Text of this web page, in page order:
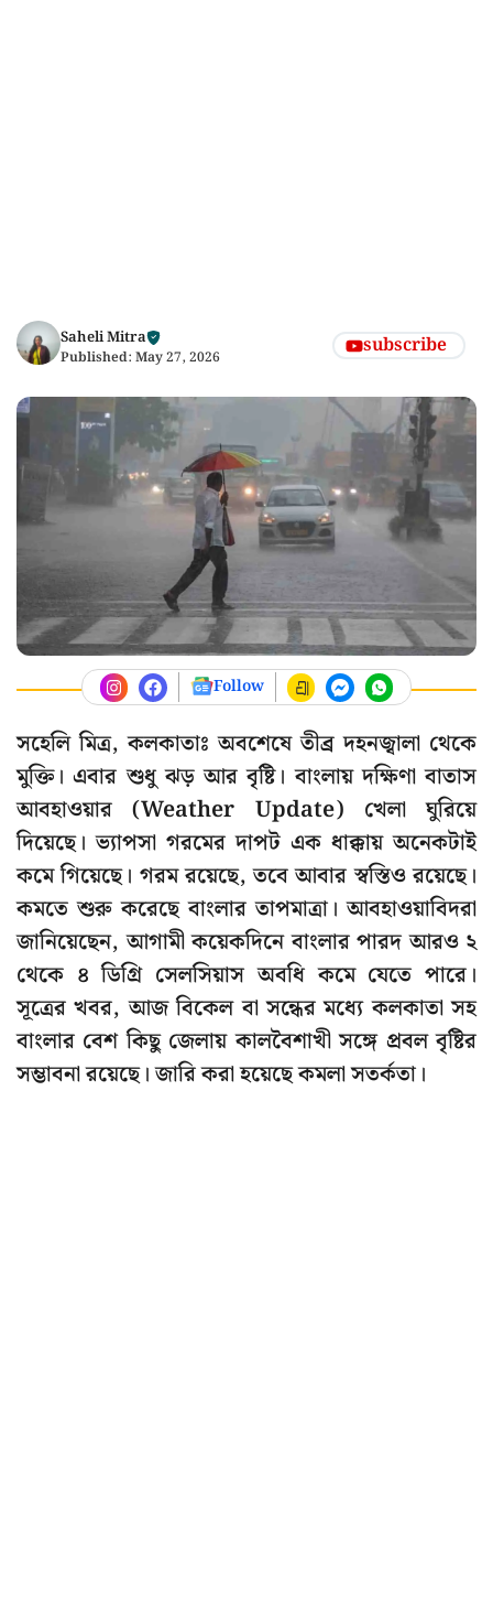
Saheli Mitra
Published: May 27, 2026 subscribe
Follow
সহেলি মিত্র, কলকাতাঃ অবশেষে তীব্র দহনজ্বালা থেকে
মুক্তি। এবার শুধু ঝড় আর বৃষ্টি। বাংলায় দক্ষিণা বাতাস
আবহাওয়ার (Weather Update) খেলা ঘুরিয়ে
দিয়েছে। ভ্যাপসা গরমের দাপট এক ধাক্কায় অনেকটাই
কমে গিয়েছে। গরম রয়েছে, তবে আবার স্বস্তিও রয়েছে।
কমতে শুরু করেছে বাংলার তাপমাত্রা। আবহাওয়াবিদরা
জানিয়েছেন, আগামী কয়েকদিনে বাংলার পারদ আরও ২
থেকে ৪ ডিগ্রি সেলসিয়াস অবধি কমে যেতে পারে।
সূত্রের খবর, আজ বিকেল বা সন্ধের মধ্যে কলকাতা সহ
বাংলার বেশ কিছু জেলায় কালবৈশাখী সঙ্গে প্রবল বৃষ্টির
সম্ভাবনা রয়েছে। জারি করা হয়েছে কমলা সতর্কতা।